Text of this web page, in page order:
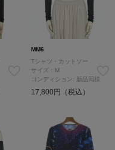
MM6
Tシャツ・カットソー
サイズ：M
コンディション: 新品同様
17,800円（税込）